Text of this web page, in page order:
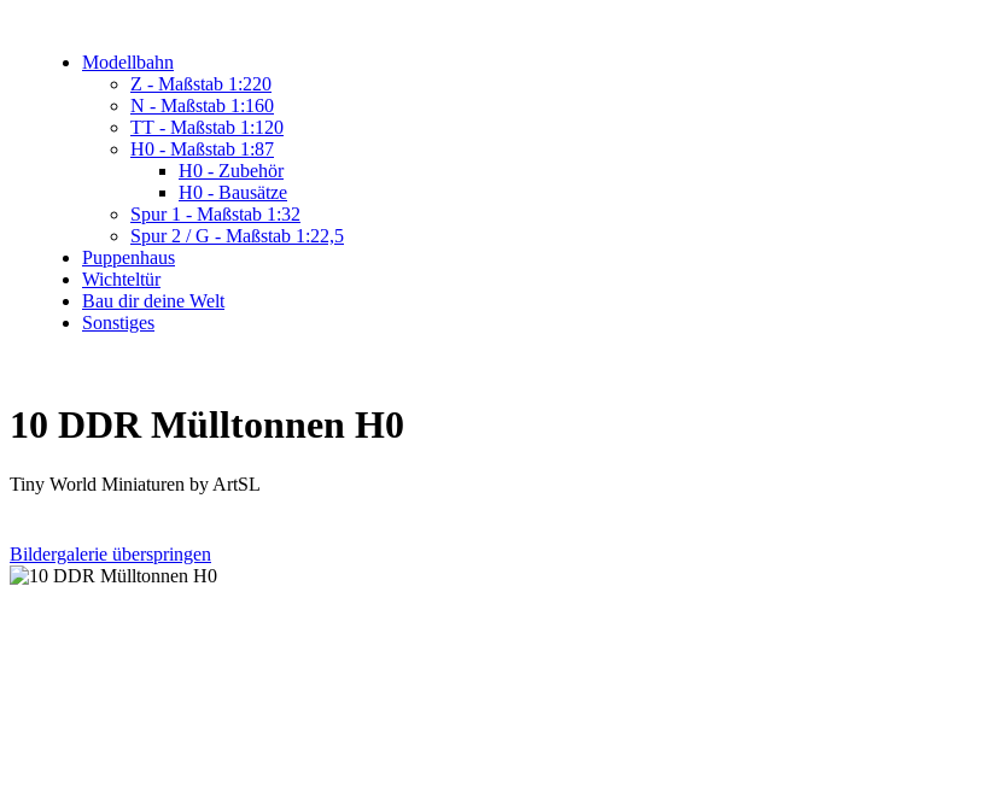
Modellbahn
Z - Maßstab 1:220
N - Maßstab 1:160
TT - Maßstab 1:120
H0 - Maßstab 1:87
H0 - Zubehör
H0 - Bausätze
Spur 1 - Maßstab 1:32
Spur 2 / G - Maßstab 1:22,5
Puppenhaus
Wichteltür
Bau dir deine Welt
Sonstiges
10 DDR Mülltonnen H0
Tiny World Miniaturen by ArtSL
Bildergalerie überspringen